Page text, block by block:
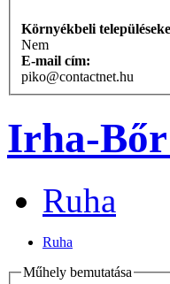
Környékbeli
Nem
E-mail cím:
piko@contactnet.hu
Irha-Bőr
Ruha
Ruha
Műhely bemutatása